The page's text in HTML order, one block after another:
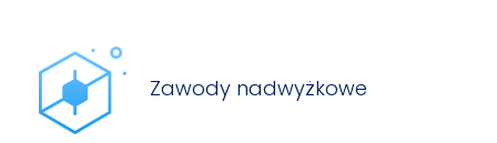
Zawody nadwyżkowe